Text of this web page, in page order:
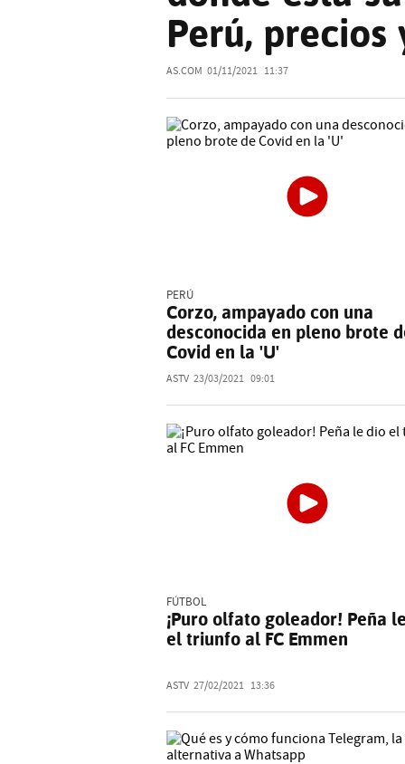
Perú, precios
AS.COM 01/11/2021 11:37
PERÚ
Corzo, ampayado con una
desconocida en pleno brote
Covid en la 'U'
ASTV 23/03/2021 09:01
FÚTBOL
¡Puro olfato goleador! Peña
el triunfo al FC Emmen
ASTV 27/02/2021 13:36